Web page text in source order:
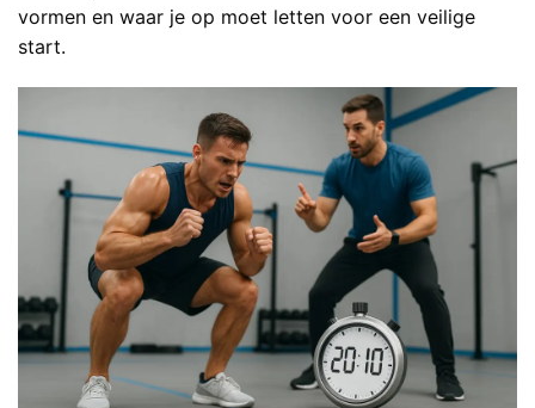
vormen en waar je op moet letten voor een veilige
start.